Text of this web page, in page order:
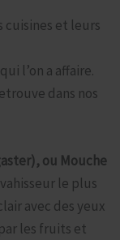
cuisines et leurs
l’on a affaire.
dans nos
ou Mouche
le plus
avec des yeux
les fruits et